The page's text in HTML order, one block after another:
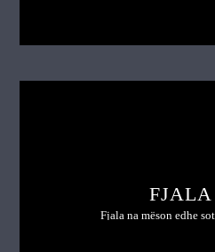
FJALA
Fjala na mëson edhe